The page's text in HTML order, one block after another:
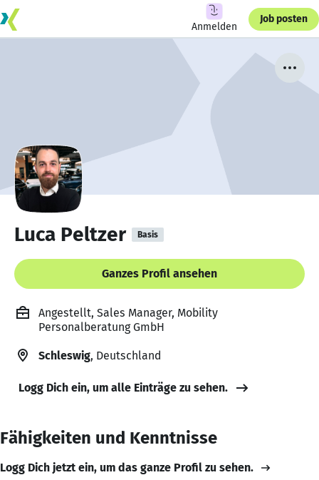
Anmelden
Job posten
Luca Peltzer Basis
Ganzes Profil ansehen
Angestellt, Sales Manager, Mobility
Personalberatung GmbH
Schleswig, Deutschland
Logg Dich ein, um alle Einträge zu sehen.
Fähigkeiten und Kenntnisse
Logg Dich jetzt ein, um das ganze Profil zu sehen.